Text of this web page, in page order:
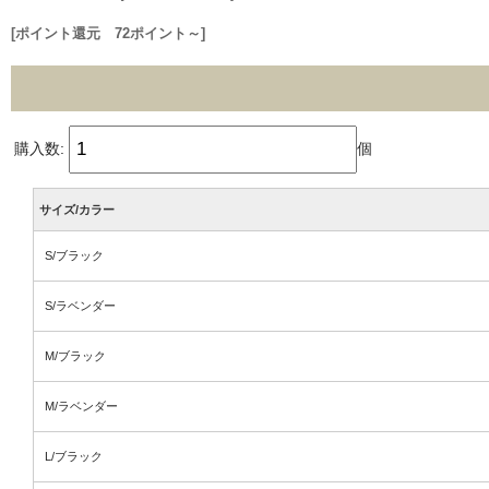
[ポイント還元 72ポイント～]
購入数: 個
サイズ/カラー
S/ブラック
S/ラベンダー
M/ブラック
M/ラベンダー
L/ブラック